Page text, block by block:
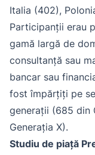
Italia (402),
Participanții erau
gamă largă de
consultanță sau
bancar sau
fost împărțiți pe
generații (685 din
Generația X).
Studiu de piață